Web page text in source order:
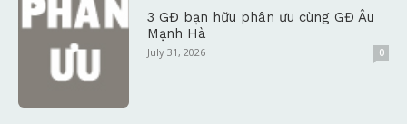
3 GĐ bạn hữu phân ưu cùng GĐ Âu
Mạnh Hà
July 31, 2026 0